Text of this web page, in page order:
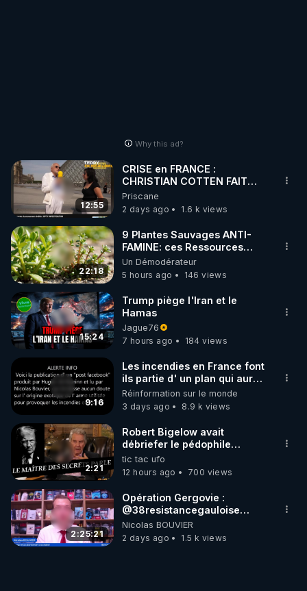
Why this ad?
12:55
CRISE en FRANCE :
CHRISTIAN COTTEN FAIT
une étrange découverte
Priscane
2 days ago
1.6 k views
22:18
9 Plantes Sauvages ANTI-
FAMINE: ces Ressources
JARDIN&des Haies
Un Démodérateur
5 hours ago
146 views
15:24
Trump piège l'Iran et le
Hamas
Jague76
7 hours ago
184 views
9:16
Les incendies en France font
ils partie d' un plan qui aurait
débuté le 11 septembre 2001
?
Réinformation sur le monde
3 days ago
8.9 k views
2:21
Robert Bigelow avait
débriefer le pédophile
génocidaire de donald j
trump
tic tac ufo
12 hours ago
700 views
2:25:21
Opération Gergovie :
‪@38resistancegauloise‬
‪@MarionSigautOfficiel‬
‪@gladysriifard5710‬ Laëtitia
Nicolas BOUVIER
2 days ago
1.5 k views